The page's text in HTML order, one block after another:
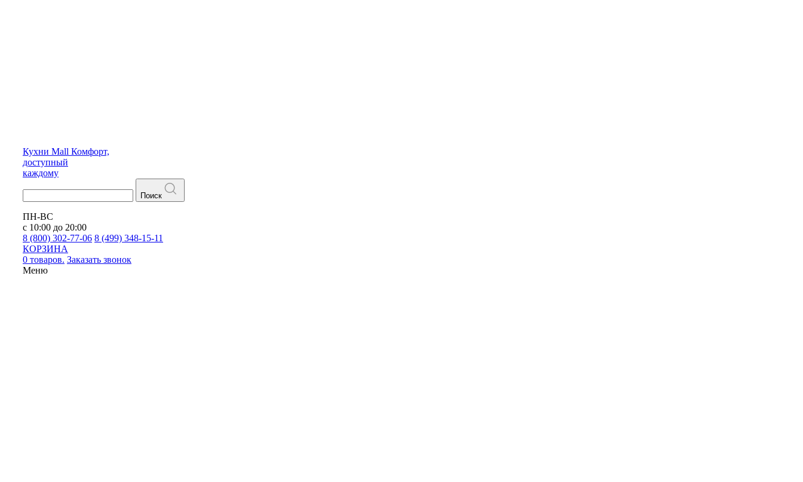
Кухни Mall Комфорт,
доступный
каждому
Поиск
ПН-ВС
с 10:00 до 20:00
8 (800) 302-77-06 8 (499) 348-15-11
КОРЗИНА
0 товаров. Заказать звонок
Меню